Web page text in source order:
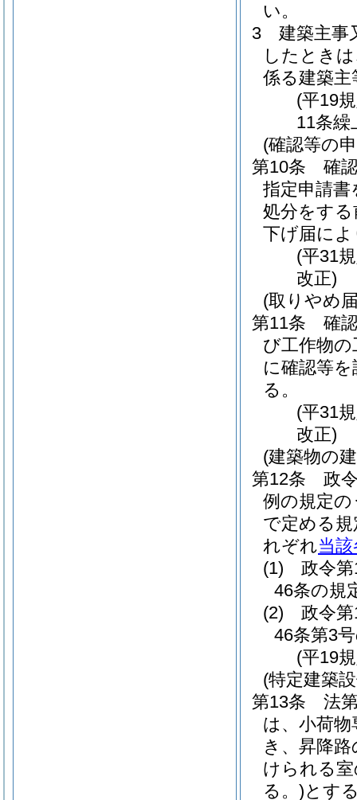
い。
3
建築主事
したとき
係る建築
(平19
11条繰
(確認等の
第10条
確
指定申請
処分をす
下げ届に
(平31
改正)
(取りやめ
第11条
確
び工作物
に確認等
る。
(平31
改正)
(建築物の
第12条
政
例の規定
で定める
れぞれ当
(1)
政令
46条の規
(2)
政令
46条第3
(平19
(特定建築
第13条
法
は、小荷物
き、昇降
けられる
る。)とす